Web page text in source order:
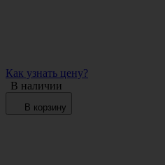
Как узнать цену?
В наличии
В корзину